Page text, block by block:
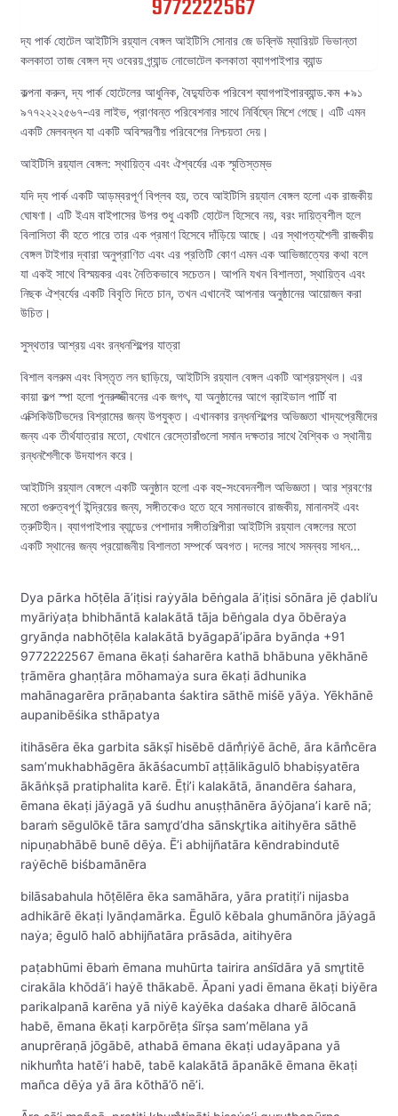
দ্য পার্ক হোটেল আইটিসি রয়্যাল বেঙ্গল আইটিসি সোনার জে ডব্লিউ ম্যারিয়ট ভিভান্তা
কলকাতা তাজ বেঙ্গল দ্য ওবেরয় গ্র্যান্ড নোভোটেল কলকাতা ব্যাগপাইপার ব্যান্ড
কল্পনা করুন, দ্য পার্ক হোটেলের আধুনিক, বৈদ্যুতিক পরিবেশ ব্যাগপাইপারব্যান্ড.কম +৯১
৯৭৭২২২২৫৬৭-এর লাইভ, প্রাণবন্ত পরিবেশনার সাথে নির্বিঘ্নে মিশে গেছে। এটি এমন
একটি মেলবন্ধন যা একটি অবিস্মরণীয় পরিবেশের নিশ্চয়তা দেয়।
আইটিসি রয়্যাল বেঙ্গল: স্থায়িত্ব এবং ঐশ্বর্যের এক স্মৃতিস্তম্ভ
যদি দ্য পার্ক একটি আড়ম্বরপূর্ণ বিপ্লব হয়, তবে আইটিসি রয়্যাল বেঙ্গল হলো এক রাজকীয়
ঘোষণা। এটি ইএম বাইপাসের উপর শুধু একটি হোটেল হিসেবে নয়, বরং দায়িত্বশীল হলে
বিলাসিতা কী হতে পারে তার এক প্রমাণ হিসেবে দাঁড়িয়ে আছে। এর স্থাপত্যশৈলী রাজকীয়
বেঙ্গল টাইগার দ্বারা অনুপ্রাণিত এবং এর প্রতিটি কোণ এমন এক আভিজাত্যের কথা বলে
যা একই সাথে বিস্ময়কর এবং নৈতিকভাবে সচেতন। আপনি যখন বিশালতা, স্থায়িত্ব এবং
নিছক ঐশ্বর্যের একটি বিবৃতি দিতে চান, তখন এখানেই আপনার অনুষ্ঠানের আয়োজন করা
উচিত।
সুস্থতার আশ্রয় এবং রন্ধনশিল্পের যাত্রা
বিশাল বলরুম এবং বিস্তৃত লন ছাড়িয়ে, আইটিসি রয়্যাল বেঙ্গল একটি আশ্রয়স্থল। এর
কায়া কল্প স্পা হলো পুনরুজ্জীবনের এক জগৎ, যা অনুষ্ঠানের আগে ব্রাইডাল পার্টি বা
এক্সিকিউটিভদের বিশ্রামের জন্য উপযুক্ত। এখানকার রন্ধনশিল্পের অভিজ্ঞতা খাদ্যপ্রেমীদের
জন্য এক তীর্থযাত্রার মতো, যেখানে রেস্তোরাঁগুলো সমান দক্ষতার সাথে বৈশ্বিক ও স্থানীয়
রন্ধনশৈলীকে উদযাপন করে।
আইটিসি রয়্যাল বেঙ্গলে একটি অনুষ্ঠান হলো এক বহু-সংবেদনশীল অভিজ্ঞতা। আর শ্রবণের
মতো গুরুত্বপূর্ণ ইন্দ্রিয়ের জন্য, সঙ্গীতকেও হতে হবে সমানভাবে রাজকীয়, মানানসই এবং
ত্রুটিহীন। ব্যাগপাইপার ব্যান্ডের পেশাদার সঙ্গীতশিল্পীরা আইটিসি রয়্যাল বেঙ্গলের মতো
একটি স্থানের জন্য প্রয়োজনীয় বিশালতা সম্পর্কে অবগত। দলের সাথে সমন্বয় সাধন…
Dya pārka hōṭēla ā’iṭisi raẏyāla bēṅgala ā’iṭisi sōnāra jē ḍabli’u
myāriẏaṭa bhibhāntā kalakātā tāja bēṅgala dya ōbēraẏa
gryānḍa nabhōṭēla kalakātā byāgapā’ipāra byānḍa +91
9772222567 ēmana ēkaṭi śaharēra kathā bhābuna yēkhānē
ṭrāmēra ghaṇṭāra mōhamaẏa sura ēkaṭi ādhunika
mahānagarēra prāṇabanta śaktira sāthē miśē yāẏa. Yēkhānē
aupanibēśika sthāpatya
itihāsēra ēka garbita sākṣī hisēbē dām̐ṛiẏē āchē, āra kām̐cēra
sam’mukhabhāgēra ākāśacumbī aṭṭālikāgulō bhabiṣyatēra
ākāṅkṣā pratiphalita karē. Ēṭi’i kalakātā, ānandēra śahara,
ēmana ēkaṭi jāẏagā yā śudhu anuṣṭhānēra āẏōjana’i karē nā;
baraṁ sēgulōkē tāra samr̥d’dha sānskr̥tika aitihyēra sāthē
nipuṇabhābē bunē dēẏa. Ē’i abhijñatāra kēndrabindutē
raẏēchē biśbamānēra
bilāsabahula hōṭēlēra ēka samāhāra, yāra pratiṭi’i nijasba
adhikārē ēkaṭi lyānḍamārka. Ēgulō kēbala ghumānōra jāẏagā
naẏa; ēgulō halō abhijñatāra prāsāda, aitihyēra
paṭabhūmi ēbaṁ ēmana muhūrta tairira anśīdāra yā smr̥titē
cirakāla khōdā’i haẏē thākabē. Āpani yadi ēmana ēkaṭi biẏēra
parikalpanā karēna yā niẏē kaẏēka daśaka dharē ālōcanā
habē, ēmana ēkaṭi karpōrēṭa śīrṣa sam’mēlana yā
anuprēraṇā jōgābē, athabā ēmana ēkaṭi udayāpana yā
nikhum̐ta hatē’i habē, tabē kalakātā āpanākē ēmana ēkaṭi
mañca dēẏa yā āra kōthā’ō nē’i.